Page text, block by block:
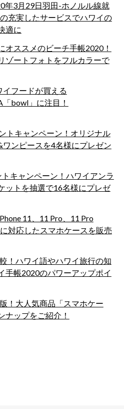
年3月29日羽田-ホノルル線就
充実したサービスでハワイの
適に
オススメのビーチ手帳2020！
ゾートフォトをフルカラーで
イフードが買える
bowl」に注目！
トキャンペーン！オリジナル
ワンピースを4名様にプレゼン
キャンペーン！ハワイアンラ
ットを抽選で16名様にプレゼ
11、11 Pro、11 Pro
対応したスマホケースを販売
！ハワイ語やハワイ旅行の知
手帳2020のパワーアップポイ
！大人気商品「スマホケー
ナップをご紹介！